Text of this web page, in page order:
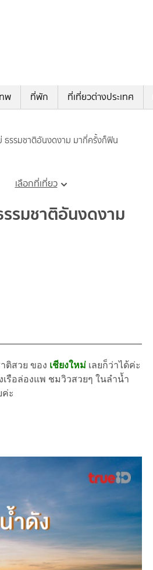
พ ที่พัก ที่เที่ยวต่างประเทศ
ธรรมชาติอันงดงาม มากี่ครั้งก็ฟิน
เลือกที่เที่ยว
รมชาติอันงดงาม
ติสวย ของ เชียงใหม่ เลยก็ว่าได้ค่ะ
รือล่องแพ ชมวิวสวยๆ ในลำน้ำ
ะ